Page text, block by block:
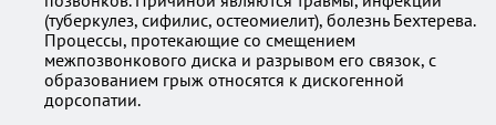
(туберкулез, сифилис, остеомиелит), болезнь Бехтерева.
Процессы, протекающие со смещением
межпозвонкового диска и разрывом его связок, с
образованием грыж относятся к дискогенной
дорсопатии.